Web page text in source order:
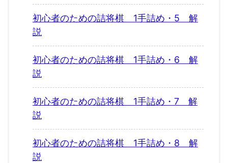
初心者のための詰将棋 1手詰め・5 解
説
初心者のための詰将棋 1手詰め・6 解
説
初心者のための詰将棋 1手詰め・7 解
説
初心者のための詰将棋 1手詰め・8 解
説